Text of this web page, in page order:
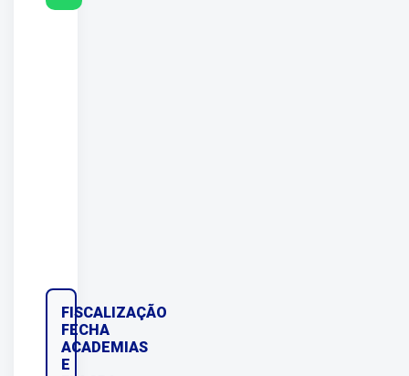
FISCALIZAÇÃO
FECHA
ACADEMIAS
E